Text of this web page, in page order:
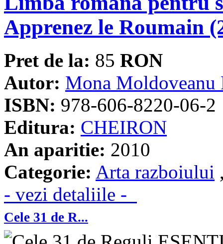
Apprenez le Roumain
Pret de la: 85 RON
Autor: Mona Moldoveanu
ISBN: 978-606-8220-06-2
Editura: CHEIRON
An aparitie: 2010
Categorie: Arta razboiului
- vezi detaliile -
Cele 31 de R...